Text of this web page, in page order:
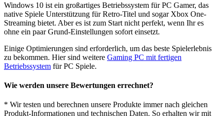
Windows 10 ist ein großartiges Betriebssystem für PC Gamer, das
native Spiele Unterstützung für Retro-Titel und sogar Xbox One-
Streaming bietet. Aber es ist zum Start nicht perfekt, wenn Ihr es
ohne ein paar Grund-Einstellungen sofort einsetzt.
Einige Optimierungen sind erforderlich, um das beste Spielerlebnis
zu bekommen. Hier sind weitere Gaming PC mit fertigen
Betriebssystem für PC Spiele.
Wie werden unsere Bewertungen errechnet?
* Wir testen und berechnen unsere Produkte immer nach gleichen
Produkt-Informationen und technischen Daten. So erhalten wir mit